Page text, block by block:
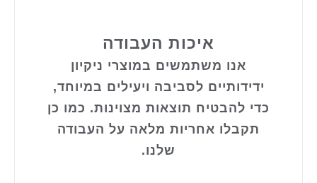
איכות העבודה
אנו משתמשים במוצרי ניקיון
ידידותיים לסביבה ויעילים במיוחד,
כדי להבטיח תוצאות מצוינות. כמו כן
תקבלו אחריות מלאה על העבודה
שלנו.